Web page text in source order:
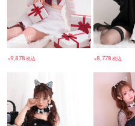
￥9,878税込 ￥8,778税込